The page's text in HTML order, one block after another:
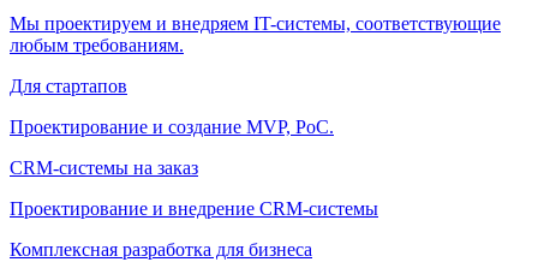
Мы проектируем и внедряем IT-системы, соответствующие
любым требованиям.
Для стартапов
Проектирование и создание MVP, PoC.
CRM-системы на заказ
Проектирование и внедрение CRM-системы
Комплексная разработка для бизнеса